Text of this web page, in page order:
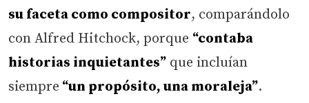
su faceta como compositor, comparándolo
con Alfred Hitchock, porque “contaba
historias inquietantes” que incluían
siempre “un propósito, una moraleja”.